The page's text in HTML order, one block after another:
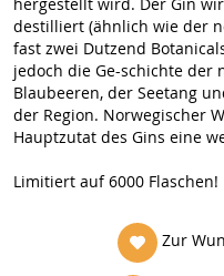
hergestellt wird. Der Gin
destilliert (ähnlich wie der
fast zwei Dutzend
jedoch die Ge-schichte der
Blaubeeren, der Seetang
der Region. Norwegischer
Hauptzutat des Gins eine
Limitiert auf 6000 Flaschen!
Zur